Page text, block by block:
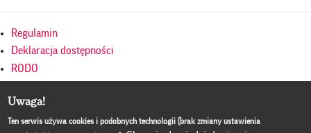
Menu
w
stopce
Regulamin
Deklaracja dostępności
RODO
Mapa serwisu
Culture.pl
Uwaga!
Ten serwis używa cookies i podobnych technologii (brak zmiany ustawienia